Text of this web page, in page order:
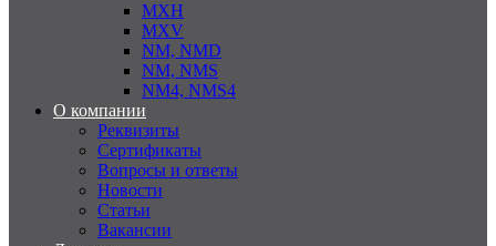
MXH
MXV
NM, NMD
NM, NMS
NM4, NMS4
О компании
Реквизиты
Сертификаты
Вопросы и ответы
Новости
Статьи
Вакансии